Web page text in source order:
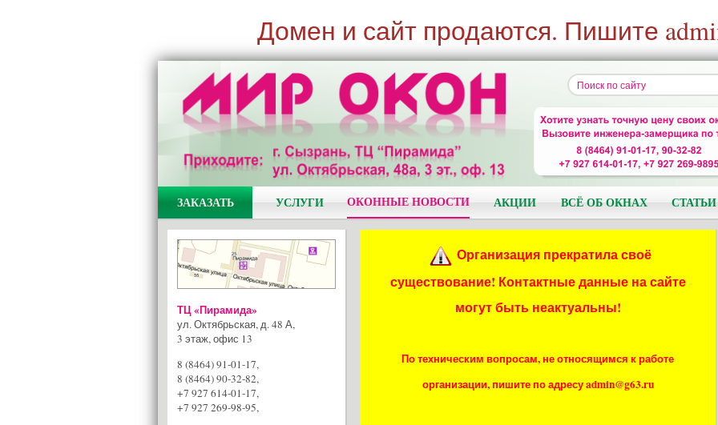
Домен и сайт продаются. Пишите
ЗАКАЗАТЬ УСЛУГИ ОКОННЫЕ НОВОСТИ АКЦИИ ВСЁ ОБ ОКНАХ СТАТЬИ
ТЦ «Пирамида»
ул. Октябрьская, д. 48 А,
3 этаж, офис 13
8 (8464) 91-01-17,
8 (8464) 90-32-82,
+7 927 614-01-17,
+7 927 269-98-95,
Организация прекратила своё
существование! Контактные данные на сайте
могут быть неактуальны!
По техническим вопросам, не относящимся к работе
организации, пишите по адресу admin@g63.ru